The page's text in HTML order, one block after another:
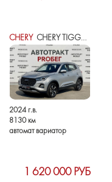
CHERY CHERY TIGGO 4 PRO I РЕСТАЙЛИНГ
2024 г.в.
8130 км
автомат вариатор
1 620 000 РУБ